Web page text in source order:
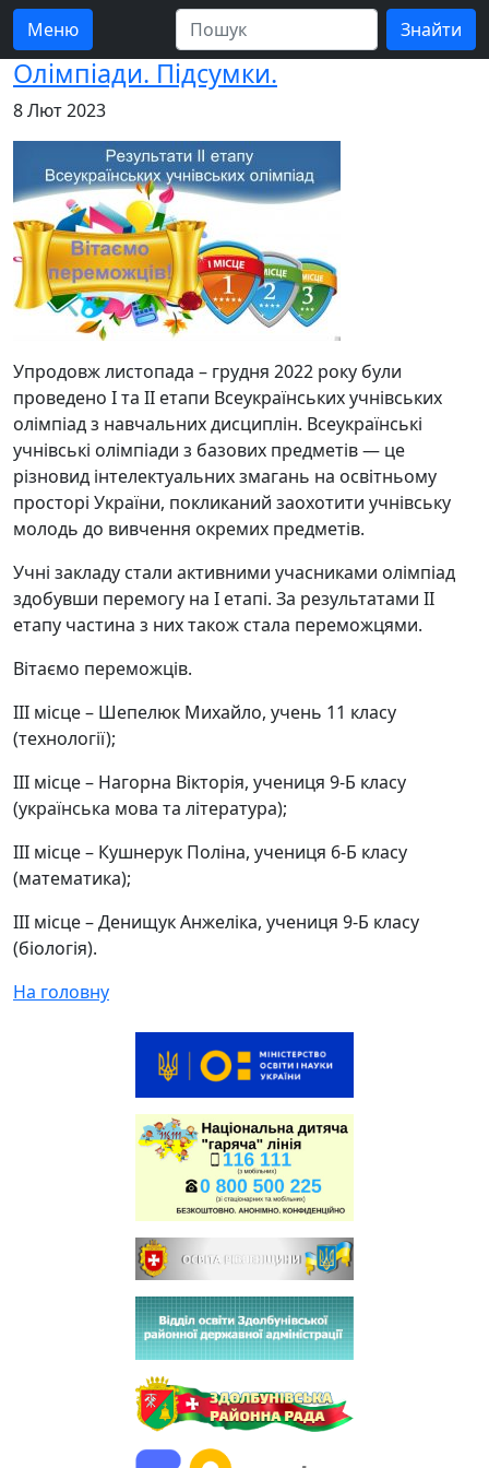
Меню
Олімпіади. Підсумки.
8 Лют 2023
Упродовж листопада – грудня 2022 року були
проведено І та ІІ етапи Всеукраїнських учнівських
олімпіад з навчальних дисциплін. Всеукраїнські
учнівські олімпіади з базових предметів — це
різновид інтелектуальних змагань на освітньому
просторі України, покликаний заохотити учнівську
молодь до вивчення окремих предметів.
Учні закладу стали активними учасниками олімпіад
здобувши перемогу на І етапі. За результатами ІІ
етапу частина з них також стала переможцями.
Вітаємо переможців.
ІІІ місце – Шепелюк Михайло, учень 11 класу
(технології);
ІІІ місце – Нагорна Вікторія, учениця 9-Б класу
(українська мова та література);
ІІІ місце – Кушнерук Поліна, учениця 6-Б класу
(математика);
ІІІ місце – Денищук Анжеліка, учениця 9-Б класу
(біологія).
На головну